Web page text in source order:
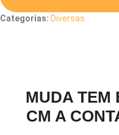
Categorias: Diversas
MUDA TEM
CM A